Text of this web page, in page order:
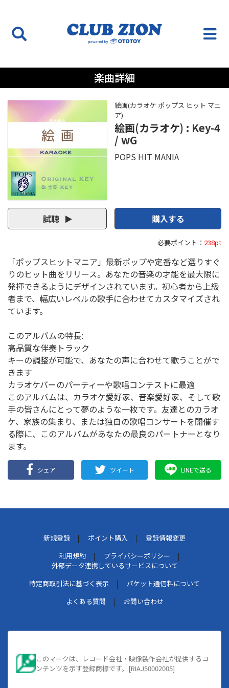
楽曲詳細
絵画(カラオケ ポップス ヒット マニ
ア)
絵画(カラオケ) : Key-4
/ wG
POPS HIT MANIA
試聴 購入する
必要ポイント： 238pt
「ポップスヒットマニア」最新ポップや定番など選りすぐ
りのヒット曲をリリース。あなたの音楽の才能を最大限に
発揮できるようにデザインされています。初心者から上級
者まで、幅広いレベルの歌手に合わせてカスタマイズされ
ています。
このアルバムの特長:
高品質な伴奏トラック
キーの調整が可能で、あなたの声に合わせて歌うことがで
きます
カラオケバーのパーティーや歌唱コンテストに最適
このアルバムは、カラオケ愛好家、音楽愛好家、そして歌
手の皆さんにとって夢のような一枚です。友達とのカラオ
ケ、家族の集まり、または独自の歌唱コンサートを開催す
る際に、このアルバムがあなたの最良のパートナーとなり
ます。
シェア ツイート LINEで送る
新規登録 ポイント購入
登録情報変更
利用規約
プライバシーポリシー
外部データ連携しているサービスについて
特定商取引法に基づく表示
パケット通信料について
よくある質問
お問い合わせ
このマークは、レコード会社・映像製作会社が提供するコ
ンテンツを示す登録商標です。[RIAJ50002005]